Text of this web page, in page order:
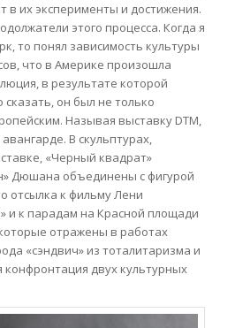
в их эксперименты и достижения.
этого процесса. Когда я
то понял зависимость культуры
что в Америке произошла
в результате которой
он был не только
Называя выставку DTM,
В скульптурах,
«Черный квадрат»
Дюшана объединены с фигурой
отсылка к фильму Лени
и к парадам на Красной площади
отражены в работах
«сэндвич» из тоталитаризма и
конфронтация двух культурных